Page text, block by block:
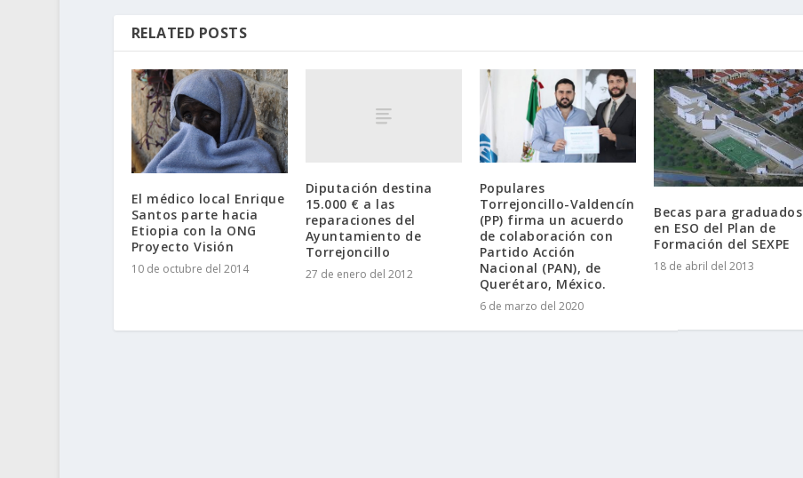
RELATED POSTS
El médico local Enrique
Santos parte hacia
Etiopia con la ONG
Proyecto Visión
10 de octubre del 2014
Diputación destina
15.000 € a las
reparaciones del
Ayuntamiento de
Torrejoncillo
27 de enero del 2012
Populares
Torrejoncillo-Valdencín
(PP) firma un acuerdo
de colaboración con
Partido Acción
Nacional (PAN), de
Querétaro, México.
6 de marzo del 2020
Becas para graduados
en ESO del Plan de
Formación del SEXPE
18 de abril del 2013